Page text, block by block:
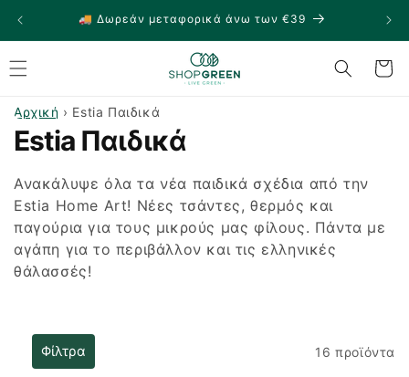
μετάβαση
στο
περιεχόμενο
🚚 Δωρεάν μεταφορικά άνω των €39 🏠
Καλάθι
Αρχική › Estia Παιδικά
Σ
υ
λ
λ
ο
Estia Παιδικά
Ανακάλυψε όλα τα νέα παιδικά σχέδια από την
Estia Home Art! Νέες τσάντες, θερμός και
παγούρια για τους μικρούς μας φίλους. Πάντα με
αγάπη για το περιβάλλον και τις ελληνικές
θάλασσές!
Φίλτρα 16 προϊόντα